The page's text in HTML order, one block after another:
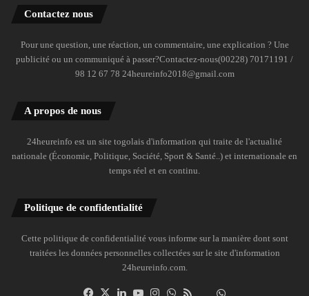
Contactez nous
Pour une question, une réaction, un commentaire, une explication ? Une
publicité ou un communiqué à passer?Contactez-nous(00228) 70171191 /
98 12 67 78 24heureinfo2018@gmail.com
A propos de nous
24heureinfo est un site togolais d'information qui traite de l'actualité
nationale (Économie, Politique, Société, Sport & Santé..) et internationale en
temps réel et en continu.
Politique de confidentialité
Cette politique de confidentialité vous informe sur la manière dont sont
traitées les données personnelles collectées sur le site d'information
24heureinfo.com.
Facebook
X LinkedinYouTubeInstagramWhatsAppDailymotion